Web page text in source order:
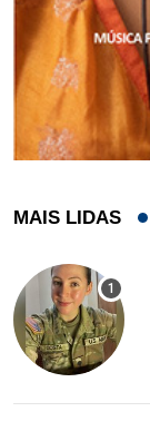
MAIS LIDAS